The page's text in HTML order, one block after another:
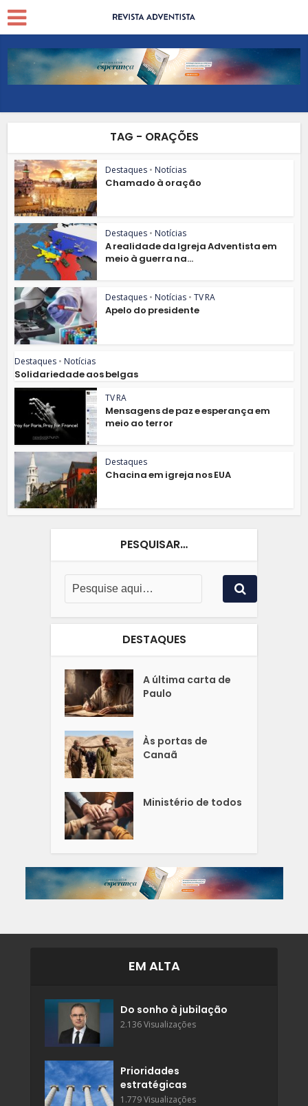
TAG - ORAÇÕES
Destaques • Notícias
Chamado à oração
Destaques • Notícias
A realidade da Igreja Adventista em
meio à guerra na...
Destaques • Notícias • TV RA
Apelo do presidente
Destaques • Notícias
Solidariedade aos belgas
TV RA
Mensagens de paz e esperança em
meio ao terror
Destaques
Chacina em igreja nos EUA
PESQUISAR…
DESTAQUES
A última carta de
Paulo
Às portas de
Canaã
Ministério de todos
EM ALTA
Do sonho à jubilação
2.136 Visualizações
Prioridades
estratégicas
1.779 Visualizações